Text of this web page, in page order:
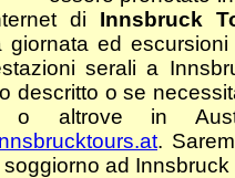
di Innsbruck
giornata ed
serali a
descritto o se
o altrove in
.
soggiorno ad